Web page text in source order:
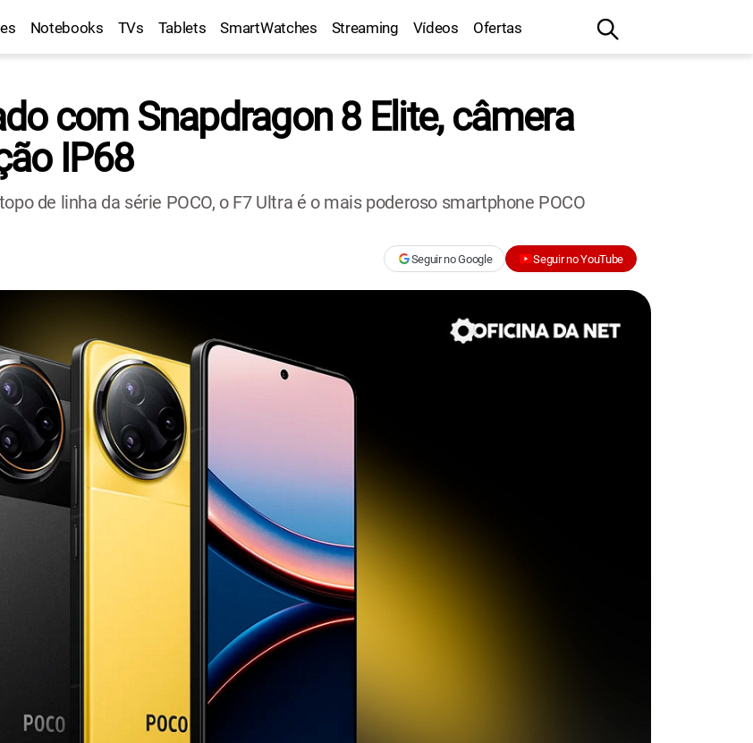
Notebooks TVs Tablets SmartWatches Streaming Vídeos Ofertas
com Snapdragon 8 Elite, câmera
IP68
de linha da série POCO, o F7 Ultra é o mais poderoso smartphone POCO
Seguir no Google Seguir no YouTube